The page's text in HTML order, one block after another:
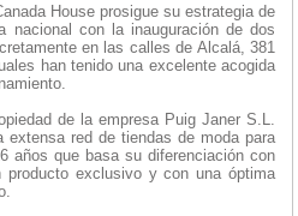
House prosigue su estrategia de
nacional con la inauguración de dos
en las calles de Alcalá, 381
han tenido una excelente acogida
de la empresa Puig Janer S.L.
extensa red de tiendas de moda para
años que basa su diferenciación con
exclusivo y con una óptima